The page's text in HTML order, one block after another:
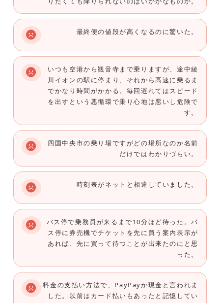
最終便の値段が高くなるのに驚いた。
いつも空港から観音寺まで乗りますが、途中綾
川イオンの駅に停まり、それから高速に乗るま
でかなり時間がかかる。毎回遅れてはスピード
を出すという悪循環で乗り心地は悪いし危険で
す。
四国中央市の乗り場ですがどの場所なのか名前
だけではわかりづらい。
時刻表がネットと相違していました。
バス停で乗務員が来るまで10分ほど待った。バ
ス停に券売機でチケットを先に買う案内表示が
あれば、先に買って待つことが出来たのにと思
った。
料金の支払い方法で、PayPayか現金と言われま
した。以前はカード払いもあったと記憶してい